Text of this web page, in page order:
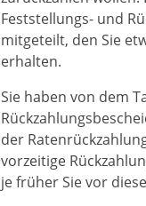
Feststellungs- und
mitgeteilt, den Sie
erhalten.
Sie haben von dem
der
vorzeitige
je früher Sie vor